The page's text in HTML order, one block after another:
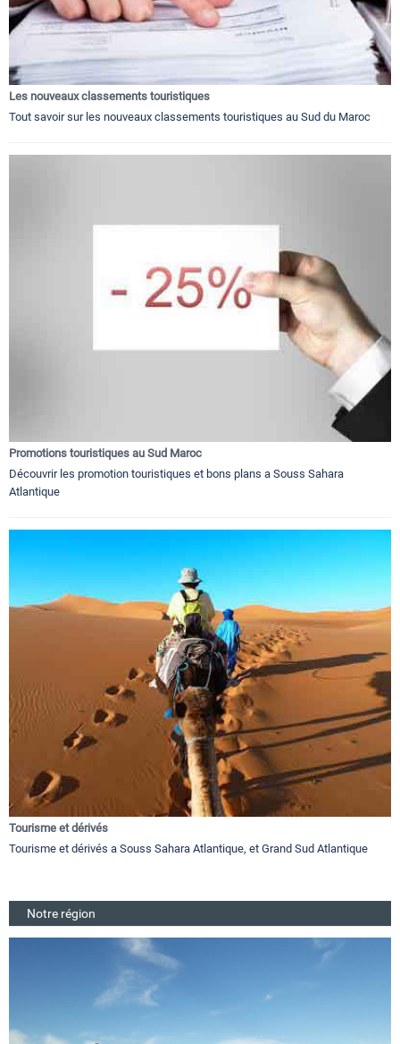
Les nouveaux classements touristiques
Tout savoir sur les nouveaux classements touristiques au Sud du Maroc
Promotions touristiques au Sud Maroc
Découvrir les promotion touristiques et bons plans a Souss Sahara
Atlantique
Tourisme et dérivés
Tourisme et dérivés a Souss Sahara Atlantique, et Grand Sud Atlantique
Notre région